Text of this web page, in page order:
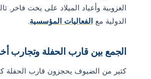
العزوبية وأعياد الميلاد على يخت فاخر.
الدولية مع الفعاليات المؤسسية.
الجمع بين قارب الحفلة وتجارب
كثير من الضيوف يحجزون قارب الحفلة